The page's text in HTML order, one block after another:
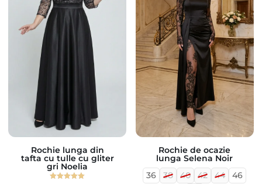
Rochie lunga din
tafta cu tulle cu gliter
gri Noelia
Rochie de ocazie
lunga Selena Noir
36
38 40 42 44
46